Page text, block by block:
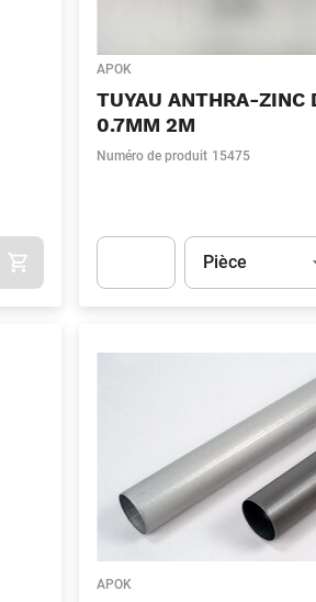
APOK
TUYAU ANTHRA-ZINC
0.7MM 2M
Numéro de produit 15475
Unité
Pièce
APOK